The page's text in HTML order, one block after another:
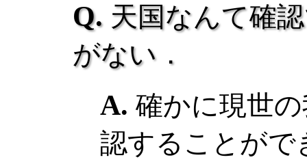
天国なんて確
がない．
確かに現世
認することがで